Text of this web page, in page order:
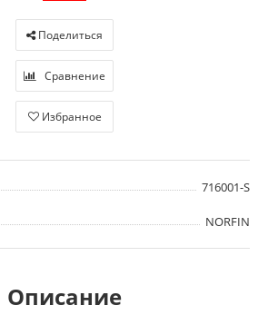
Поделиться
Сравнение
Избранное
716001-S
NORFIN
Описание